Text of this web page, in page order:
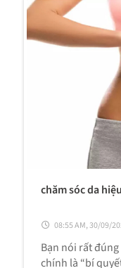
chăm sóc da
08:55 AM, 30/09/
Bạn nói rất
chính là “bí